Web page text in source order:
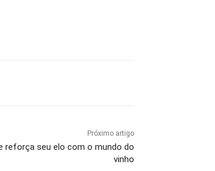
Próximo artigo
reforça seu elo com o mundo do
vinho